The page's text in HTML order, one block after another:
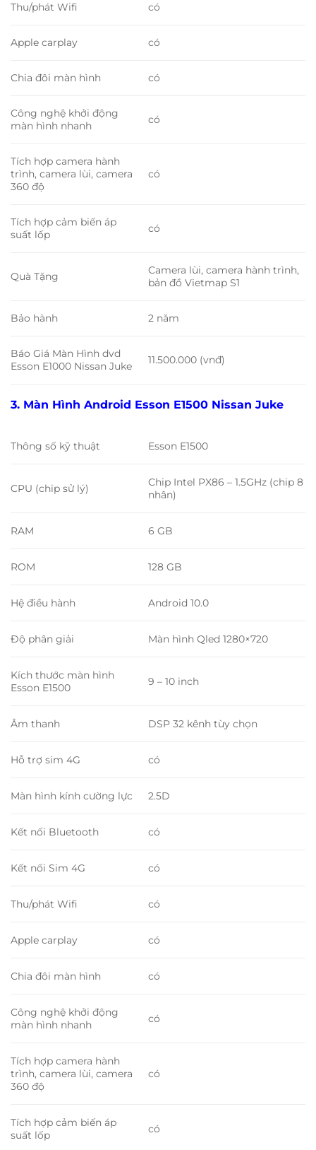
Thu/phát Wifi có
Apple carplay có
Chia đôi màn hình có
Công nghệ khởi động
màn hình nhanh
có
Tích hợp camera hành
trình, camera lùi, camera
360 độ
có
Tích hợp cảm biến áp
suất lốp
có
Quà Tặng
Camera lùi, camera hành trình,
bản đồ Vietmap S1
Bảo hành 2 năm
Báo Giá Màn Hình dvd
Esson E1000 Nissan Juke
11.500.000 (vnđ)
3. Màn Hình Android Esson E1500 Nissan Juke
Thông số kỹ thuật Esson E1500
CPU (chip sử lý)
Chip Intel PX86 – 1.5GHz (chip 8
nhân)
RAM 6 GB
ROM 128 GB
Hệ điều hành Android 10.0
Độ phân giải Màn hình Qled 1280×720
Kích thước màn hình
Esson E1500
9 – 10 inch
Âm thanh DSP 32 kênh tùy chọn
Hỗ trợ sim 4G có
Màn hình kính cường lực 2.5D
Kết nối Bluetooth có
Kết nối Sim 4G có
Thu/phát Wifi có
Apple carplay có
Chia đôi màn hình có
Công nghệ khởi động
màn hình nhanh
có
Tích hợp camera hành
trình, camera lùi, camera
360 độ
có
Tích hợp cảm biến áp
suất lốp
có